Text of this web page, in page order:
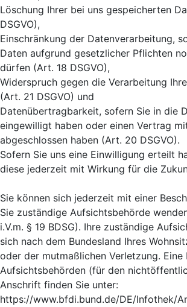
Löschung Ihrer bei uns gespeicherten
DSGVO),
Einschränkung der Datenverarbeitung,
Daten aufgrund gesetzlicher Pflichten
dürfen (Art. 18 DSGVO),
Widerspruch gegen die Verarbeitung
(Art. 21 DSGVO) und
Datenübertragbarkeit, sofern Sie in die
eingewilligt haben oder einen Vertrag
abgeschlossen haben (Art. 20 DSGVO).
Sofern Sie uns eine Einwilligung erteilt
diese jederzeit mit Wirkung für die
Sie können sich jederzeit mit einer
Sie zuständige Aufsichtsbehörde
i.V.m. § 19 BDSG). Ihre zuständige
sich nach dem Bundesland Ihres
oder der mutmaßlichen Verletzung. Eine
Aufsichtsbehörden (für den
Anschrift finden Sie unter:
https://www.bfdi.bund.de/DE/Infothek/